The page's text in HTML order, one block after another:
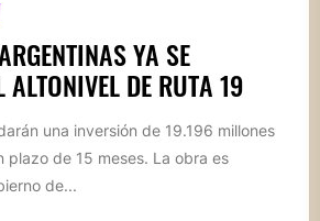
YA SE
ALTONIVEL DE RUTA 19
una inversión de 19.196 millones
plazo de 15 meses. La obra es
de...